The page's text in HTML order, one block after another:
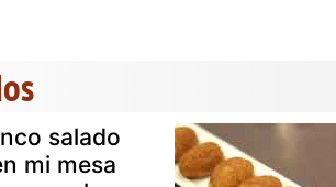
salado
mi mesa